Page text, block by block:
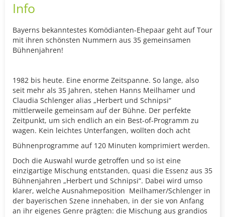
Info
Bayerns bekanntestes Komödianten-Ehepaar geht auf Tour
mit ihren schönsten Nummern aus 35 gemeinsamen
Bühnenjahren!
1982 bis heute. Eine enorme Zeitspanne. So lange, also
seit mehr als 35 Jahren, stehen Hanns Meilhamer und
Claudia Schlenger alias „Herbert und Schnipsi“
mittlerweile gemeinsam auf der Bühne. Der perfekte
Zeitpunkt, um sich endlich an ein Best-of-Programm zu
wagen. Kein leichtes Unterfangen, wollten doch acht
Bühnenprogramme auf 120 Minuten komprimiert werden.
Doch die Auswahl wurde getroffen und so ist eine
einzigartige Mischung entstanden, quasi die Essenz aus 35
Bühnenjahren „Herbert und Schnipsi“. Dabei wird umso
klarer, welche Ausnahmeposition Meilhamer/Schlenger in
der bayerischen Szene innehaben, in der sie von Anfang
an ihr eigenes Genre prägten: die Mischung aus grandios